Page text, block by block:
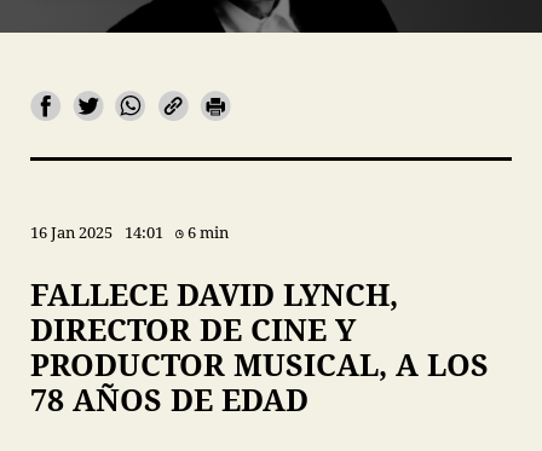
16 Jan 2025 14:01 6 min
FALLECE DAVID LYNCH,
DIRECTOR DE CINE Y
PRODUCTOR MUSICAL, A LOS
78 AÑOS DE EDAD